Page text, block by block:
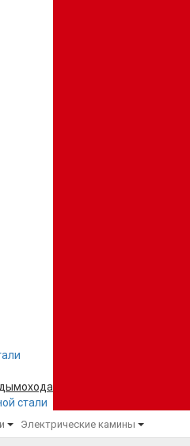
стали
Электрические камины